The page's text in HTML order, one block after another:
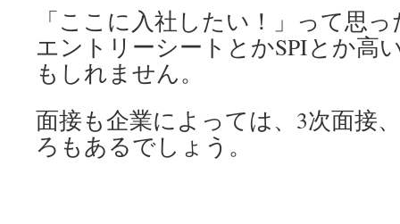
「ここに入社したい！」って思
エントリーシートとかSPIとか高
もしれません。
面接も企業によっては、3次面接
ろもあるでしょう。